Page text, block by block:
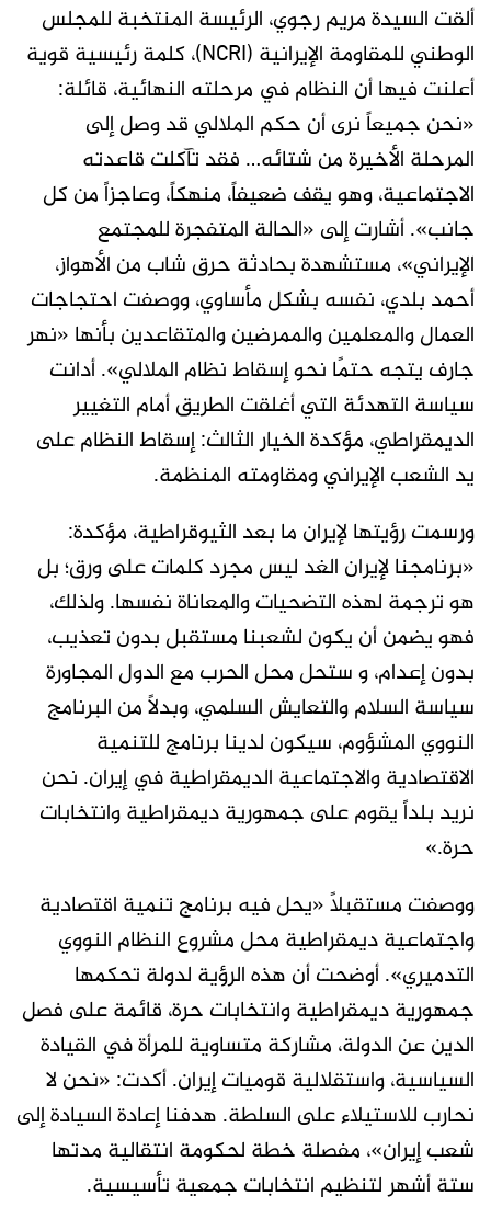
ألقت السيدة مريم رجوي، الرئيسة المنتخبة للمجلس
الوطني للمقاومة الإيرانية (NCRI)، كلمة رئيسية قوية
أعلنت فيها أن النظام في مرحلته النهائية، قائلة:
«نحن جميعاً نرى أن حكم الملالي قد وصل إلى
المرحلة الأخيرة من شتائه… فقد تآكلت قاعدته
الاجتماعية، وهو يقف ضعيفاً، منهكاً، وعاجزاً من كل
جانب». أشارت إلى «الحالة المتفجرة للمجتمع
الإيراني»، مستشهدة بحادثة حرق شاب من الأهواز،
أحمد بلدي، نفسه بشكل مأساوي، ووصفت احتجاجات
العمال والمعلمين والممرضين والمتقاعدين بأنها «نهر
جارف يتجه حتمًا نحو إسقاط نظام الملالي». أدانت
سياسة التهدئة التي أغلقت الطريق أمام التغيير
الديمقراطي، مؤكدة الخيار الثالث: إسقاط النظام على
يد الشعب الإيراني ومقاومته المنظمة.
ورسمت رؤيتها لإيران ما بعد الثيوقراطية، مؤكدة:
«برنامجنا لإيران الغد ليس مجرد كلمات على ورق؛ بل
هو ترجمة لهذه التضحيات والمعاناة نفسها. ولذلك،
فهو يضمن أن يكون لشعبنا مستقبل بدون تعذيب،
بدون إعدام، و ستحل محل الحرب مع الدول المجاورة
سياسة السلام والتعايش السلمي، وبدلاً من البرنامج
النووي المشؤوم، سيكون لدينا برنامج للتنمية
الاقتصادية والاجتماعية الديمقراطية في إيران. نحن
نريد بلداً يقوم على جمهورية ديمقراطية وانتخابات
حرة.»
ووصفت مستقبلاً «يحل فيه برنامج تنمية اقتصادية
واجتماعية ديمقراطية محل مشروع النظام النووي
التدميري». أوضحت أن هذه الرؤية لدولة تحكمها
جمهورية ديمقراطية وانتخابات حرة، قائمة على فصل
الدين عن الدولة، مشاركة متساوية للمرأة في القيادة
السياسية، واستقلالية قوميات إيران. أكدت: «نحن لا
نحارب للاستيلاء على السلطة. هدفنا إعادة السيادة إلى
شعب إيران»، مفصلة خطة لحكومة انتقالية مدتها
ستة أشهر لتنظيم انتخابات جمعية تأسيسية.